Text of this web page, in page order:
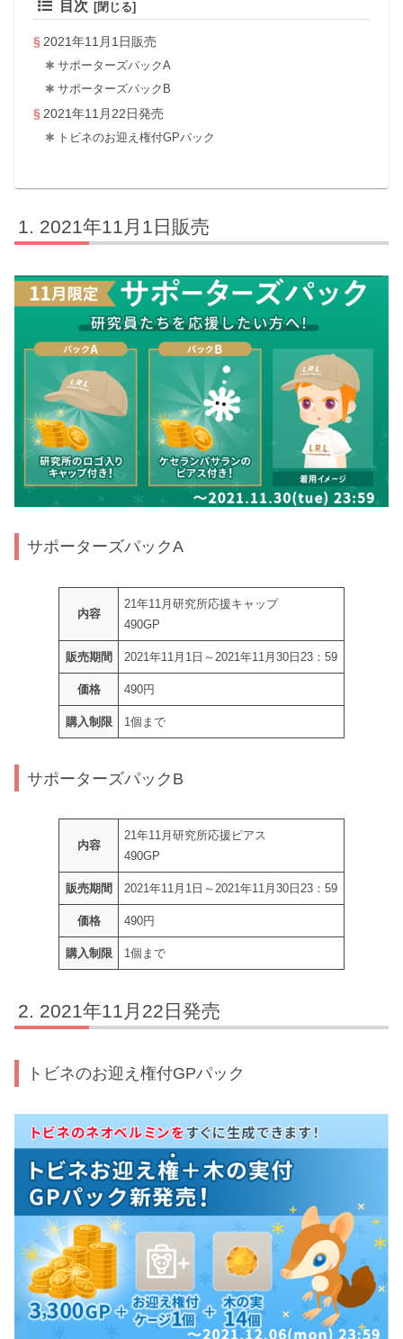
目次
2021年11月1日販売
サポーターズパックA
サポーターズパックB
2021年11月22日発売
トビネのお迎え権付GPパック
2021年11月1日販売
サポーターズパックA
内容
21年11月研究所応援キャップ
490GP
販売期間 2021年11月1日～2021年11月30日23：59
価格 490円
購入制限 1個まで
サポーターズパックB
内容
21年11月研究所応援ピアス
490GP
販売期間 2021年11月1日～2021年11月30日23：59
価格 490円
購入制限 1個まで
2021年11月22日発売
トビネのお迎え権付GPパック